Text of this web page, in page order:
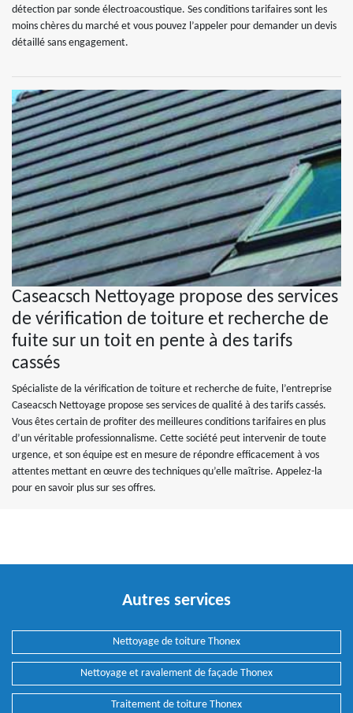
détection par sonde électroacoustique. Ses conditions tarifaires sont les
moins chères du marché et vous pouvez l’appeler pour demander un devis
détaillé sans engagement.
Caseacsch Nettoyage propose des services
de vérification de toiture et recherche de
fuite sur un toit en pente à des tarifs
cassés
Spécialiste de la vérification de toiture et recherche de fuite, l’entreprise
Caseacsch Nettoyage propose ses services de qualité à des tarifs cassés.
Vous êtes certain de profiter des meilleures conditions tarifaires en plus
d’un véritable professionnalisme. Cette société peut intervenir de toute
urgence, et son équipe est en mesure de répondre efficacement à vos
attentes mettant en œuvre des techniques qu’elle maîtrise. Appelez-la
pour en savoir plus sur ses offres.
Autres services
Nettoyage de toiture Thonex
Nettoyage et ravalement de façade Thonex
Traitement de toiture Thonex